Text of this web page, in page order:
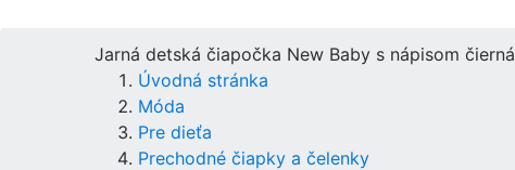
Jarná detská čiapočka New Baby s nápisom čierná
Úvodná stránka
Móda
Pre dieťa
Prechodné čiapky a čelenky